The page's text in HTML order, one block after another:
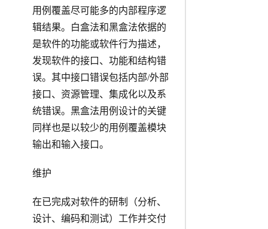
用例覆盖尽可能多的内部程序逻
辑结果。白盒法和黑盒法依据的
是软件的功能或软件行为描述，
发现软件的接口、功能和结构错
误。其中接口错误包括内部/外部
接口、资源管理、集成化以及系
统错误。黑盒法用例设计的关键
同样也是以较少的用例覆盖模块
输出和输入接口。
维护
在已完成对软件的研制（分析、
设计、编码和测试）工作并交付